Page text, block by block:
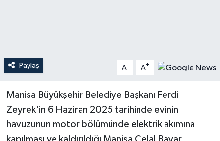
Paylaş A- A+
Manisa Büyükşehir Belediye Başkanı Ferdi
Zeyrek'in 6 Haziran 2025 tarihinde evinin
havuzunun motor bölümünde elektrik akımına
kapılması ve kaldırıldığı Manisa Celal Bayar